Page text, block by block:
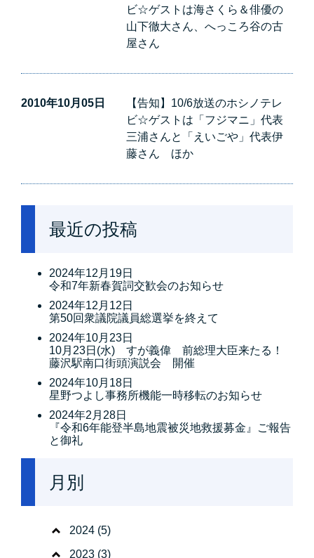
ビ☆ゲストは海さくら＆俳優の
山下徹大さん、へっころ谷の古
屋さん
2010年10月05日
【告知】10/6放送のホシノテレ
ビ☆ゲストは「フジマニ」代表
三浦さんと「えいごや」代表伊
藤さん ほか
最近の投稿
2024年12月19日
令和7年新春賀詞交歓会のお知らせ
2024年12月12日
第50回衆議院議員総選挙を終えて
2024年10月23日
10月23日(水) すが義偉 前総理大臣来たる！
藤沢駅南口街頭演説会 開催
2024年10月18日
星野つよし事務所機能一時移転のお知らせ
2024年2月28日
『令和6年能登半島地震被災地救援募金』ご報告
と御礼
月別
2024 (5)
2023 (3)